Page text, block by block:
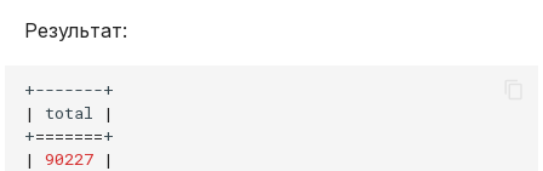
Результат:
|
total
|
+=======
|
90227
|